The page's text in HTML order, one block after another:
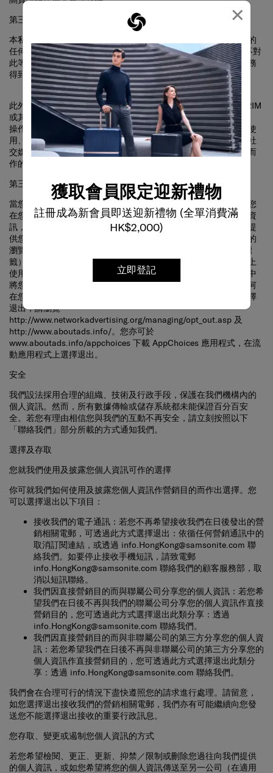
×
獲取會員限定迎新禮物
註冊成為新會員即送迎新禮物 (全單消費滿
HK$2,000)
立即登記
第三方服務
本私隱政策並不適用於任何第三方（包括任何經營本服務所連結的
任何網站或服務的第三方）的私隱、資訊或其他做法, 而我們亦不對
此等事宜負責。儘管服務包含連結，亦不代表所連結的網站或服務
得到我們或我們的聯屬公司認可。
此外，就其他機構如 Facebook、Apple、Google、Microsoft、RIM
或其他應用程式開發商、應用程式供應商、社交媒體平台供應商、
操作系統供應商、無線服務供應商、或裝置生產商的資訊收集、使
用、披露或保安政策或做法，包括任何您透過應用程式或我們的社
交媒體專頁向其他機構披露的個人資訊，或有關該等程式或專頁而
作的同等披露，我們概不負責。
當您存取及使用本服務及其他網站或網上服務時，我們或會基於您
在您任何裝置上存取及使用本服務及其他網站或網上服務的相關資
訊，以及我們從第三方處取得的資訊，使用第三方廣告公司向您提
供您可能感興趣的商品及服務的廣告。為此，這些公司或會在您的
瀏覽器中放置或識別出一個獨有的 Cookie（包括透過使用像素標
籤）。他們亦有可能利用這些科技，連同他們所收集到有關您網上
使用情況的資訊，在您使用的各個裝置（例如手機或手提電腦）中
將您識別出來。若您希望取得更多有關此做法的資訊，並瞭解如何
在您用以查閱本私隱政策的特定裝置上的桌上及流動瀏覽器中選擇
退出，請瀏覽
http://www.networkadvertising.org/managing/opt_out.asp及
http://www.aboutads.info/。您亦可於
www.aboutads.info/appchoices下載 AppChoices 應用程式，在流
動應用程式上選擇退出。
個人資訊。然而，所有數據傳輸或儲存系統都未能保證百分百安
全。若您有理由相信您與我們的互動不再安全，請立刻按照以下
「聯絡我們」部分所載的方式通知我們。
你可就我們如何使用及披露您個人資訊作營銷目的而作出選擇。您
可以選擇退出以下項目：
銷相關電郵，可透過此方式選擇退出：依循任何營銷通訊中的
取消訂閱連結，或透過 info.HongKong@samsonite.com聯
絡我們。如要停止接收手機短訊，請致電郵
info.HongKong@samsonite.com聯絡我們的顧客服務部，取
消以短訊聯絡。
我們因直接營銷目的而與聯屬公司分享您的個人資訊：
望我們在日後不再與我們的聯屬公司分享您的個人資訊作直接
營銷目的，您可透過此方式選擇退出此類分享：透過
info.HongKong@samsonite.com聯絡我們。
我們因直接營銷目的而與非聯屬公司的第三方分享您的個人資
訊：若您希望我們在日後不再與非聯屬公司的第三方分享您的
個人資訊作直接營銷目的，您可透過此方式選擇退出此類分
享：透過info.HongKong@samsonite.com聯絡我們。
我們會在合理可行的情況下盡快遵照您的請求進行處理。請留意，
如您選擇退出接收我們的營銷相關電郵，我們亦有可能繼續向您發
送您不能選擇退出接收的重要行政訊息。
若您希望檢閱、更正、更新、抑禁／限制或刪除您過往向我們提供
的個人資訊，或如您希望將您的個人資訊傳送至另一公司（在適用
法律賦予您數據可攜權利的範圍下），您可致函至